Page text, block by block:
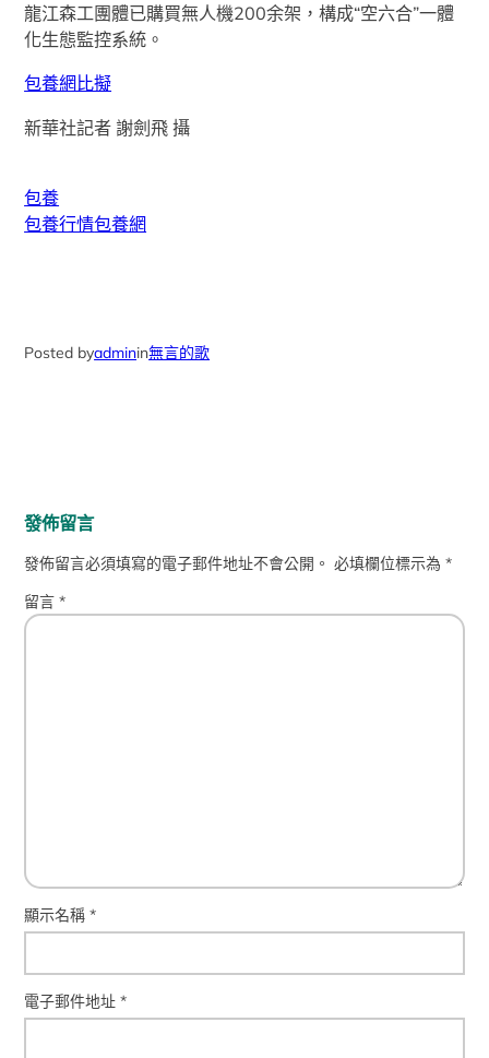
龍江森工團體已購買無人機200余架，構成“空六合”一體
化生態監控系統。
包養網比擬
新華社記者 謝劍飛 攝
包養
包養行情包養網
Posted byadminin無言的歌
發佈留言
發佈留言必須填寫的電子郵件地址不會公開。 必填欄位標示為*
留言*
顯示名稱*
電子郵件地址*